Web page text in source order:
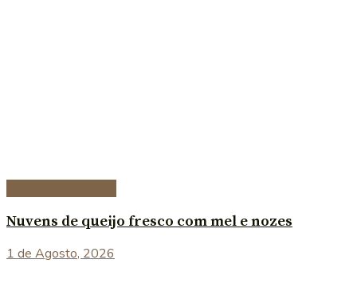
Nuvens de queijo fresco com mel e nozes
1 de Agosto, 2026